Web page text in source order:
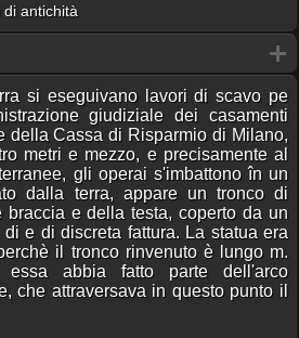
di antichità
si eseguivano lavori di scavo pe
giudiziale dei casamenti
della Cassa di Risparmio di Milano,
metri e mezzo, e precisamente al
gli operai s'imbattono în un
dalla terra, appare un tronco di
braccia e della testa, coperto da un
e di discreta fattura. La statua era
il tronco rinvenuto è lungo m.
abbia fatto parte dell'arco
che attraversava in questo punto il